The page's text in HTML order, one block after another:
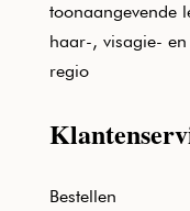
toonaangevende
haar-, visagie-
regio
Bestellen